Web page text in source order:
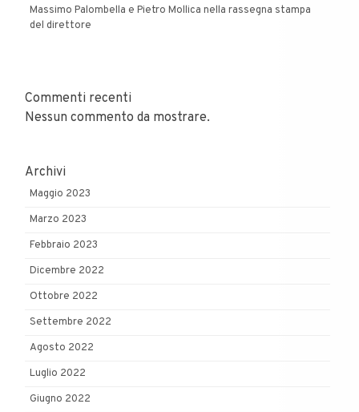
Massimo Palombella e Pietro Mollica nella rassegna stampa
del direttore
Commenti recenti
Nessun commento da mostrare.
Archivi
Maggio 2023
Marzo 2023
Febbraio 2023
Dicembre 2022
Ottobre 2022
Settembre 2022
Agosto 2022
Luglio 2022
Giugno 2022